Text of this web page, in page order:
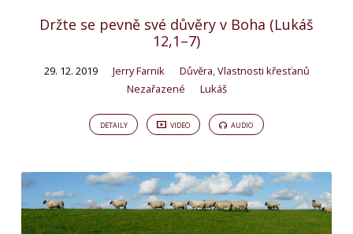
Držte se pevně své důvěry v Boha (Lukáš
12,1–7)
29. 12. 2019 Jerry Farnik Důvěra,Vlastnosti křesťanů
Nezařazené
Lukáš
DETAILY VIDEO AUDIO